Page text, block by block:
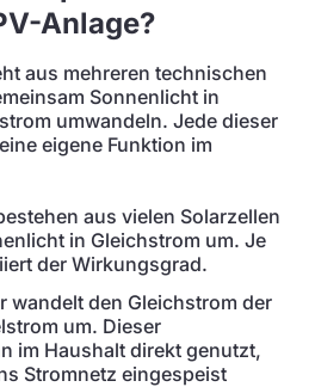
Anlage?
aus mehreren technischen
Sonnenlicht in
umwandeln. Jede dieser
eigene Funktion im
aus vielen Solarzellen
in Gleichstrom um. Je
der Wirkungsgrad.
wandelt den Gleichstrom der
um. Dieser
im Haushalt direkt genutzt,
Stromnetz eingespeist